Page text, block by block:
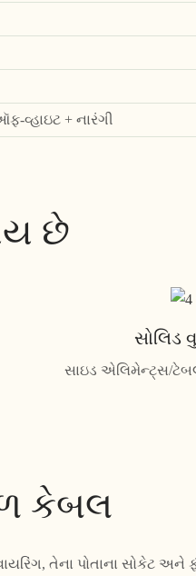
વ્હાઇટ + નારંગી
છે
સોલિડ
સાઇડ એલિમેન્ટ્સ/
કેબલ
તેના પોતાના સોકેટ